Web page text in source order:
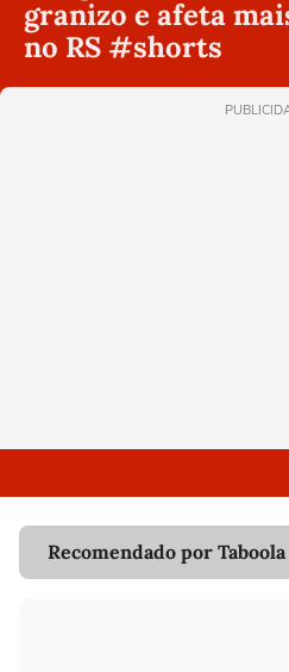
granizo e afeta
no RS #shorts
Recomendado por Taboola